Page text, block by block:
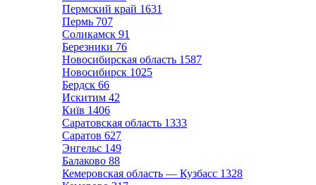
Пермский край 1631
Пермь 707
Соликамск 91
Березники 76
Новосибирская область 1587
Новосибирск 1025
Бердск 66
Искитим 42
Київ 1406
Саратовская область 1333
Саратов 627
Энгельс 149
Балаково 88
Кемеровская область — Кузбасс 1328